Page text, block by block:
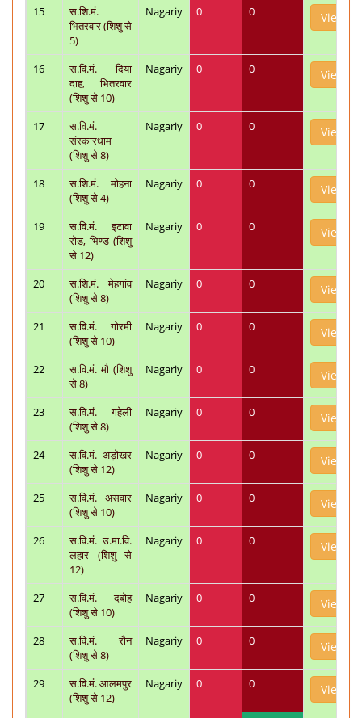
15
स.शि.मं.
भितरवार (शिशु से
5)
Nagariy 0 0 View
16
स.वि.मं. दिया
दाह, भितरवार
(शिशु से 10)
Nagariy 0 0 View
17
स.वि.मं.
संस्कारधाम
(शिशु से 8)
Nagariy 0 0 View
18
स.शि.मं. मोहना
(शिशु से 4)
Nagariy 0 0 View
19
स.वि.मं. इटावा
रोड, भिण्ड (शिशु
से 12)
Nagariy 0 0 View
20
स.शि.मं. मेहगांव
(शिशु से 8)
Nagariy 0 0 View
21
स.वि.मं. गोरमी
(शिशु से 10)
Nagariy 0 0 View
22
स.वि.मं. मौ (शिशु
से 8)
Nagariy 0 0 View
23
स.वि.मं. गहेली
(शिशु से 8)
Nagariy 0 0 View
24
स.वि.मं. अड़ोखर
(शिशु से 12)
Nagariy 0 0 View
25
स.वि.मं. असवार
(शिशु से 10)
Nagariy 0 0 View
26
स.वि.मं. उ.मा.वि.
लहार (शिशु से
12)
Nagariy 0 0 View
27
स.वि.मं. दबोह
(शिशु से 10)
Nagariy 0 0 View
28
स.वि.मं. रौन
(शिशु से 8)
Nagariy 0 0 View
29
स.वि.मं. आलमपुर
(शिशु से 12)
Nagariy 0 0 View